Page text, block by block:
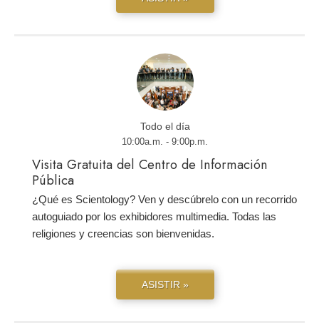
Todo el día
10:00a.m. - 9:00p.m.
Visita Gratuita del Centro de Información
Pública
¿Qué es Scientology? Ven y descúbrelo con un recorrido
autoguiado por los exhibidores multimedia. Todas las
religiones y creencias son bienvenidas.
ASISTIR »